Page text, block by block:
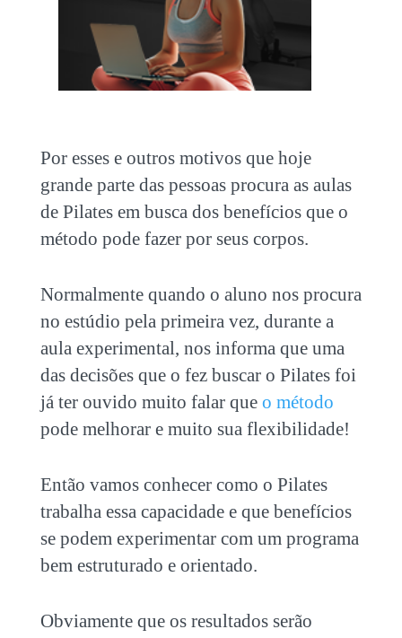
Por esses e outros motivos que hoje
grande parte das pessoas procura as aulas
de Pilates em busca dos benefícios que o
método pode fazer por seus corpos.
Normalmente quando o aluno nos procura
no estúdio pela primeira vez, durante a
aula experimental, nos informa que uma
das decisões que o fez buscar o Pilates foi
já ter ouvido muito falar que o método
pode melhorar e muito sua flexibilidade!
Então vamos conhecer como o Pilates
trabalha essa capacidade e que benefícios
se podem experimentar com um programa
bem estruturado e orientado.
Obviamente que os resultados serão